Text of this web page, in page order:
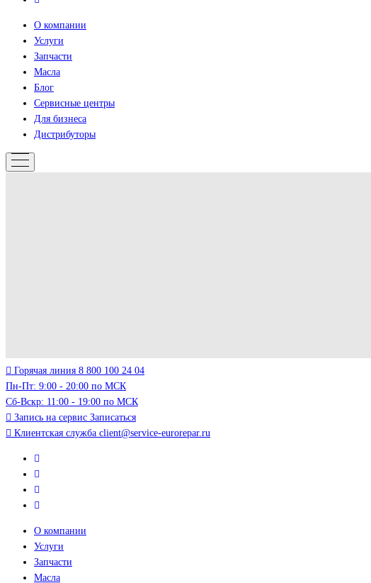
О компании
Услуги
Запчасти
Масла
Блог
Сервисные центры
Для бизнеса
Дистрибуторы
Горячая линия 8 800 100 24 04
Пн-Пт: 9:00 - 20:00 по МСК
Сб-Вскр: 11:00 - 19:00 по МСК
Запись на сервис Записаться
Клиентская служба client@service-eurorepar.ru
О компании
Услуги
Запчасти
Масла